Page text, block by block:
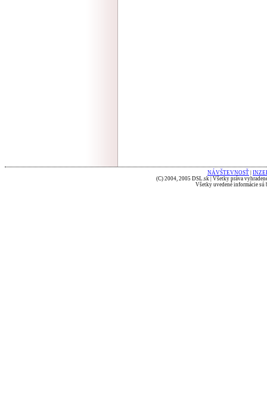
NÁVŠTEVNOSŤ
(C) 2004, 2005 DSL.sk | Všetky práva
Všetky uvedené informácie sú